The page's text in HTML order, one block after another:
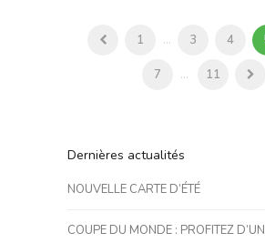
1 ... 3 4
7 ... 11
Dernières actualités
NOUVELLE CARTE D’ÉTÉ
COUPE DU MONDE : PROFITEZ